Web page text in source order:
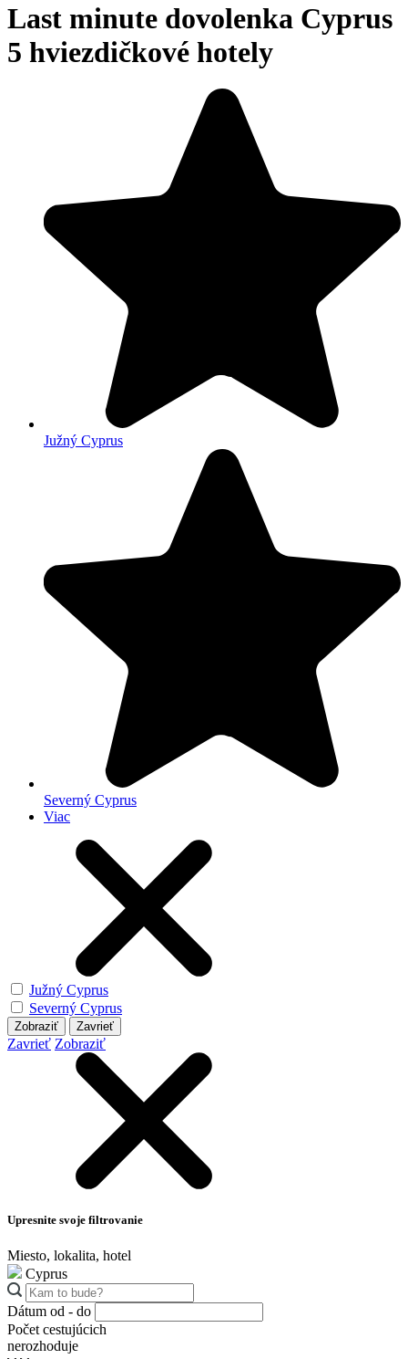
Last minute dovolenka Cyprus
5 hviezdičkové hotely
Južný Cyprus
Severný Cyprus
Viac
Južný Cyprus
Severný Cyprus
Zobraziť Zavrieť
Zavrieť Zobraziť
Upresnite svoje filtrovanie
Miesto, lokalita, hotel
Cyprus
Dátum od - do
Počet cestujúcich
nerozhoduje